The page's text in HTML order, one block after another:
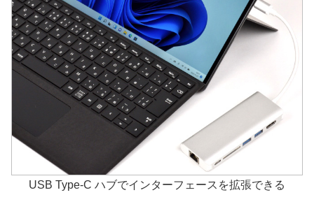
USB Type-C ハブでインターフェースを拡張できる